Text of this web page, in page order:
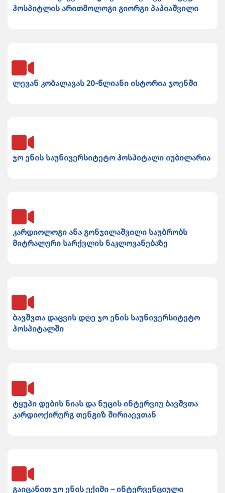
ჰოსპიტლის არითმოლოგი გიორგი პაპიაშვილი
ლევან კობალავას 20-წლიანი ისტორია ჯოენში
ჯო ენის საუნივერსიტეტო ჰოსპიტალი იუბილარია
კარდიოლოგი ანა გონჯილაშვილი საუბრობს
მიტრალური სარქვლის ნაკლოვანებაზე
ბავშვთა დაცვის დღე ჯო ენის საუნივერსიტეტო
ჰოსპიტალში
ტყუპი დების ნიას და ნუცის ინტერვიუ ბავშვთა
კარდიოქირურგ თენგიზ შირიაევთან
გაიცანით ჯო ენის ექიმი – ინტერვენციული